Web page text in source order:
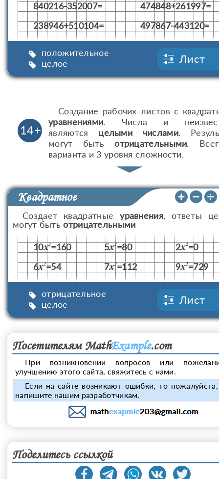
840216-352007=
474848+261997=
238946+510104=
497867-443120=
положительное
целое
Лист
14+
Создание рабочих листов с
уравнениями. Числа и
являются целыми числами.
могут бытьотрицательными.
варианта и 3 уровня сложности.
Квадратное
Создает квадратныеуравнения, ответы
могут бытьотрицательными
10x2=160 5x2=80 2x2=0
6x2=54 7x2=112 9x2=729
отрицательное
целое
Лист
Посетителям MathExample.com
При возникновении вопросов или
улучшению этого сайта, свяжитесь с нами.
Если на сайте возникают ошибки, то
напишите нашим разработчикам.
Поделитесь ссылкой